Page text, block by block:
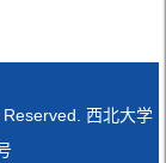
西北大学